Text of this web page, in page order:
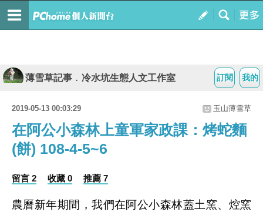
我的
訂閱
薄雪草記事﹒冷水坑生態人文工作室
2019-05-13 00:03:29 玉山薄雪草
在阿公小森林上童軍家政課：烤蛇麵
(餅) 108-4-5~6
留言 2 收藏 0 推薦 7
農曆新年期間，我們在阿公小森林蓋土窯、焢窯